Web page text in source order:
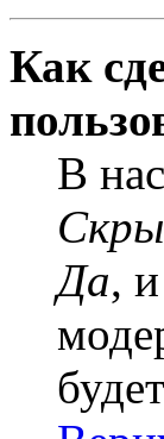
Как
В
Да,